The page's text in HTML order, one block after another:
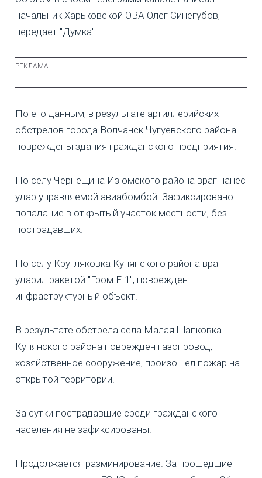
начальник Харьковской ОВА Олег Синегубов,
передает "Думка".
По его данным, в результате артиллерийских
обстрелов города Волчанск Чугуевского района
повреждены здания гражданского предприятия.
По селу Чернещина Изюмского района враг нанес
удар управляемой авиабомбой. Зафиксировано
попадание в открытый участок местности, без
пострадавших.
По селу Кругляковка Купянского района враг
ударил ракетой "Гром Е-1", поврежден
инфраструктурный объект.
В результате обстрела села Малая Шапковка
Купянского района поврежден газопровод,
хозяйственное сооружение, произошел пожар на
открытой территории.
За сутки пострадавшие среди гражданского
населения не зафиксированы.
Продолжается разминирование. За прошедшие